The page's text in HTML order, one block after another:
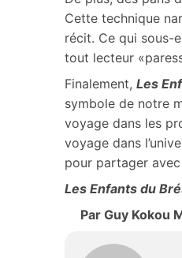
Cette technique
récit. Ce qui sous-
tout lecteur
Finalement, Les
symbole de notre
voyage dans les
voyage dans
pour partager
Les Enfants du
Par Guy Kokou